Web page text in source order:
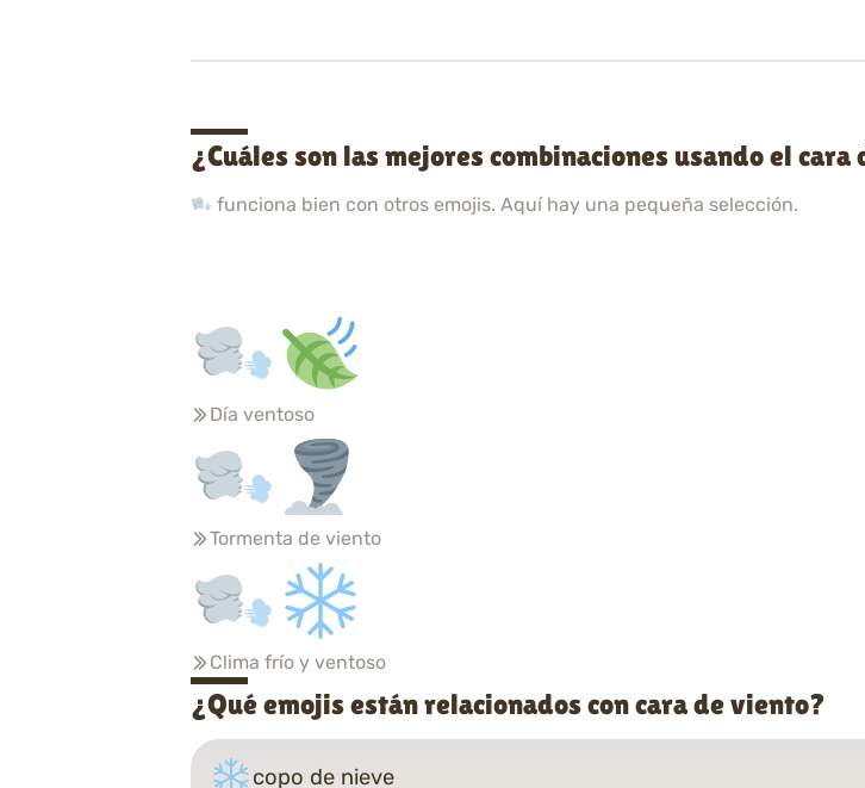
¿Cuáles son las mejores combinaciones usando el
funciona bien con otros emojis. Aquí hay una pequeña selección.
Día ventoso
Tormenta de viento
Clima frío y ventoso
¿Qué emojis están relacionados con cara de viento?
copo de nieve